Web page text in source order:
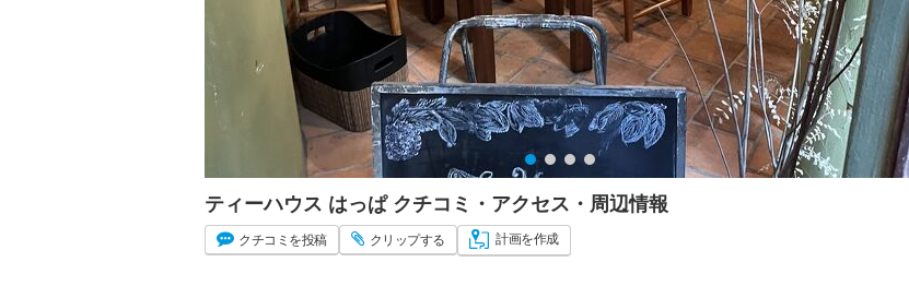
ティーハウス はっぱ クチコミ・アクセス・周辺情報
クチコミ を投稿 クリップする 計画を作成